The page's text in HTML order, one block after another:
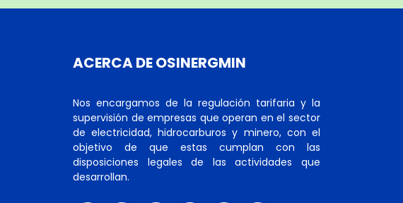
ACERCA DE OSINERGMIN
Nos encargamos de la regulación tarifaria y la
supervisión de empresas que operan en el sector
de electricidad, hidrocarburos y minero, con el
objetivo de que estas cumplan con las
disposiciones legales de las actividades que
desarrollan.